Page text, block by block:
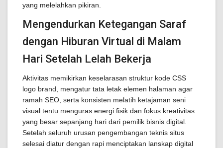
yang melelahkan pikiran.
Mengendurkan Ketegangan Saraf
dengan Hiburan Virtual di Malam
Hari Setelah Lelah Bekerja
Aktivitas memikirkan keselarasan struktur kode CSS
logo brand, mengatur tata letak elemen halaman agar
ramah SEO, serta konsisten melatih ketajaman seni
visual tentu menguras energi fisik dan fokus kreativitas
yang besar sepanjang hari dari pemilik bisnis digital.
Setelah seluruh urusan pengembangan teknis situs
selesai diatur dengan rapi menciptakan lanskap digital